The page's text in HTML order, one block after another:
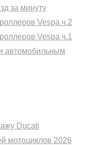
за минуту
Vespa ч.2
Vespa ч.1
автомобильным
Ducati
мотоциклов 2026